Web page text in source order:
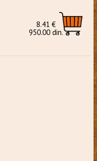
8.41 €
950.00 din.